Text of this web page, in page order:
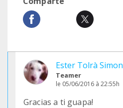
Ester Tolrà Simon
Teamer
le 05/06/2016 à 22:55h
Gracias a ti guapa!